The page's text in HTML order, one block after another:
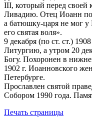
III, который перед своей
Ливадию. Отец Иоанн
а батюшку-царя не мог у
его святая воля».
9 декабря (по ст. ст.)
Литургию, а утром 20
Богу. Похоронен в
1902 г. Иоанновского
Петербурге.
Прославлен святой
Собором 1990 года.
Печать страницы